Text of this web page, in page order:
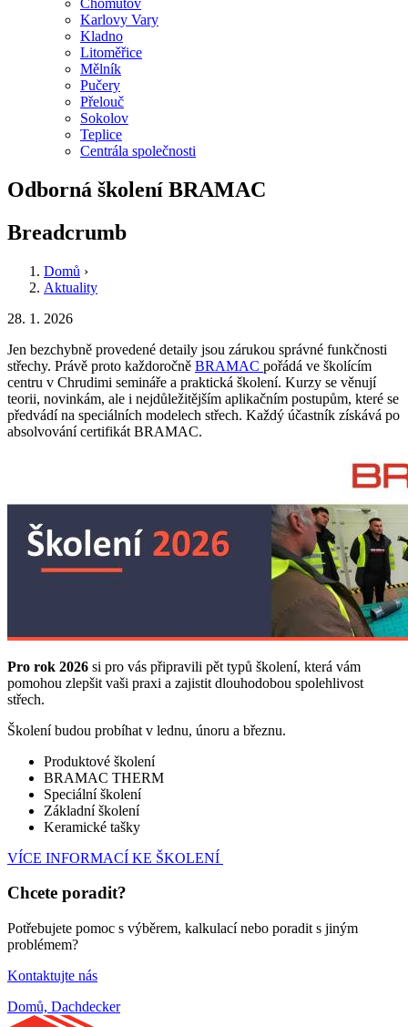
Chomutov
Karlovy Vary
Kladno
Litoměřice
Mělník
Pučery
Přelouč
Sokolov
Teplice
Centrála společnosti
Odborná školení BRAMAC
Breadcrumb
Domů ›
Aktuality
28. 1. 2026
Jen bezchybně provedené detaily jsou zárukou správné funkčnosti
střechy. Právě proto každoročně BRAMAC pořádá ve školícím
centru v Chrudimi semináře a praktická školení. Kurzy se věnují
teorii, novinkám, ale i nejdůležitějším aplikačním postupům, které se
předvádí na speciálních modelech střech. Každý účastník získává po
absolvování certifikát BRAMAC.
Pro rok 2026 si pro vás připravili pět typů školení, která vám
pomohou zlepšit vaši praxi a zajistit dlouhodobou spolehlivost
střech.
Školení budou probíhat v lednu, únoru a březnu.
Produktové školení
BRAMAC THERM
Speciální školení
Základní školení
Keramické tašky
VÍCE INFORMACÍ KE ŠKOLENÍ
Chcete poradit?
Potřebujete pomoc s výběrem, kalkulací nebo poradit s jiným
problémem?
Kontaktujte nás
Domů, Dachdecker